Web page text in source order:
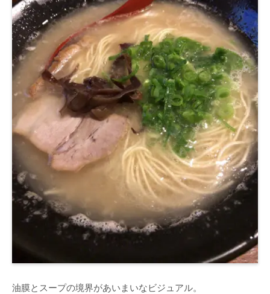
油膜とスープの境界があいまいなビジュアル。